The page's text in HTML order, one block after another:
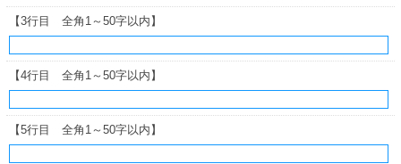
【3行目 全角1～50字以内】
【4行目 全角1～50字以内】
【5行目 全角1～50字以内】